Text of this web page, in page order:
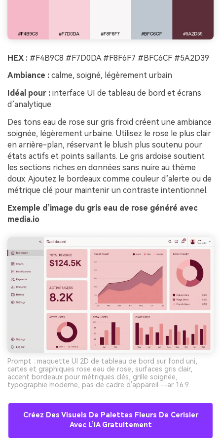
HEX : #F4B9C8 #F7D0DA #F8F6F7 #BFC6CF #5A2D39
Ambiance : calme, soigné, légèrement urbain
Idéal pour : interface UI de tableau de bord et écrans
d’analytique
Des tons eau de rose sur gris froid créent une ambiance
soignée, légèrement urbaine. Utilisez le rose le plus clair
en arrière-plan, réservant le blush plus soutenu pour
états actifs et points saillants. Le gris ardoise soutient
les sections riches en données sans nuire au thème
doux. Ajoutez le bordeaux comme couleur d’alerte ou de
métrique clé pour maintenir un contraste intentionnel.
Exemple d’image du gris eau de rose généré avec
media.io
Prompt : maquette UI 2D de tableau de bord sur fond uni,
cartes et graphiques rose eau de rose, surfaces gris clair,
accent bordeaux pour métriques clés, grille soignée,
typographie moderne, pas de cadre d’appareil --ar 16:9
Créez Des Visuels De Palettes Fleurs De Cerisier
Avec L’IA Gratuitement